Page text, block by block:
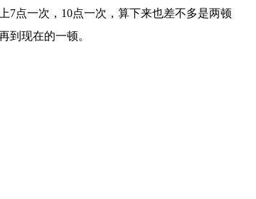
7点一次，10点一次，算下来也差不多是两顿
到现在的一顿。